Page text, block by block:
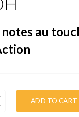
au
ADD TO CART